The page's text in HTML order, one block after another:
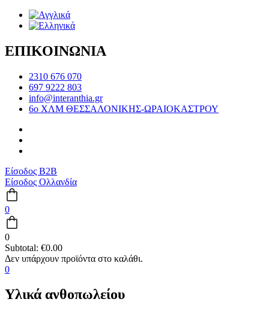
ΕΠΙΚΟΙΝΩΝΙΑ
2310 676 070
697 9222 803
info@interanthia.gr
6ο ΧΛΜ ΘΕΣΣΑΛΟΝΙΚΗΣ-ΩΡΑΙΟΚΑΣΤΡΟΥ
Είσοδος B2B
Είσοδος Ολλανδία
0
0
Subtotal: €0.00
0
Υλικά ανθοπωλείου